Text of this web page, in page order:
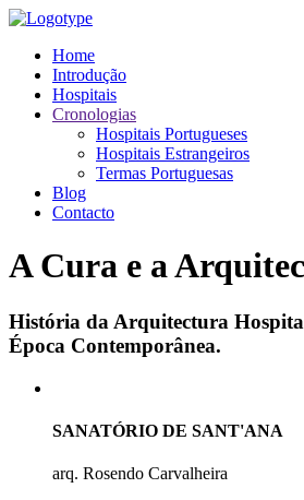
Home
Introdução
Hospitais
Cronologias
Hospitais Portugueses
Hospitais Estrangeiros
Termas Portuguesas
Blog
Contacto
A Cura e a
História da Arquitectura
Época Contemporânea.
SANATÓRIO DE SANT'ANA
arq. Rosendo Carvalheira